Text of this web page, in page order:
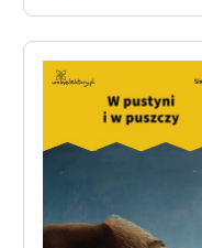
Lektur
O nas
O projekcie